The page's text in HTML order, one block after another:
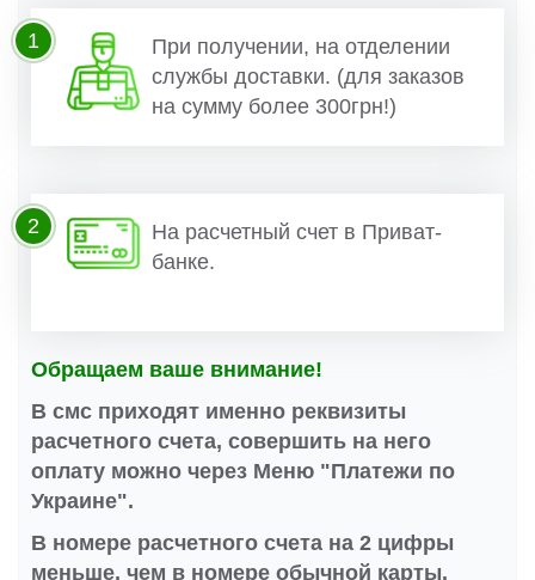
При получении, на отделении
службы доставки. (для заказов
на сумму более 300грн!)
1
На расчетный счет в Приват-
банке.
2
Обращаем ваше внимание!
В смс приходят именно реквизиты
расчетного счета, совершить на него
оплату можно через Меню "Платежи по
Украине".
В номере расчетного счета на 2 цифры
меньше, чем в номере обычной карты.